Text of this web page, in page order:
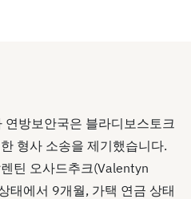
방보안국은 블라디보스토크
형사 소송을 제기했습니다.
틴 오사드추크(Valentyn
태에서 9개월, 가택 연금 상태